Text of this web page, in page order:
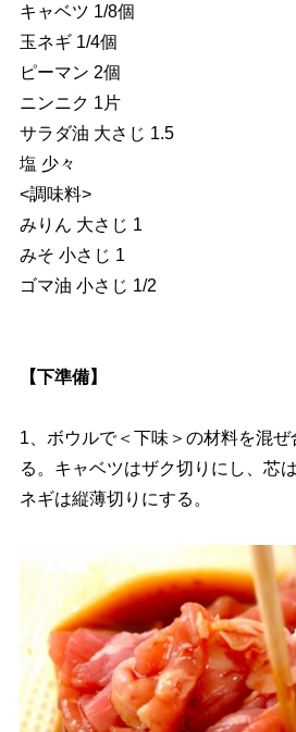
キャベツ 1/8個
玉ネギ 1/4個
ピーマン 2個
ニンニク 1片
サラダ油 大さじ 1.5
塩 少々
<調味料>
みりん 大さじ 1
みそ 小さじ 1
ゴマ油 小さじ 1/2
【下準備】
1、ボウルで＜下味＞の材料を混
る。キャベツはザク切りにし、芯
ネギは縦薄切りにする。